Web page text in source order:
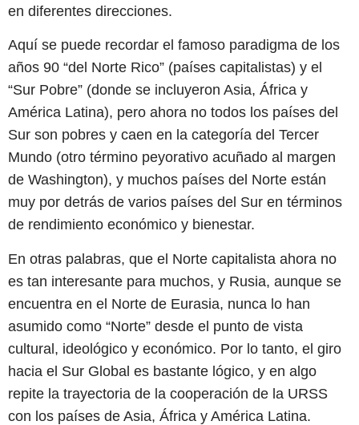
en diferentes direcciones.
Aquí se puede recordar el famoso paradigma de los
años 90 “del Norte Rico” (países capitalistas) y el
“Sur Pobre” (donde se incluyeron Asia, África y
América Latina), pero ahora no todos los países del
Sur son pobres y caen en la categoría del Tercer
Mundo (otro término peyorativo acuñado al margen
de Washington), y muchos países del Norte están
muy por detrás de varios países del Sur en términos
de rendimiento económico y bienestar.
En otras palabras, que el Norte capitalista ahora no
es tan interesante para muchos, y Rusia, aunque se
encuentra en el Norte de Eurasia, nunca lo han
asumido como “Norte” desde el punto de vista
cultural, ideológico y económico. Por lo tanto, el giro
hacia el Sur Global es bastante lógico, y en algo
repite la trayectoria de la cooperación de la URSS
con los países de Asia, África y América Latina.